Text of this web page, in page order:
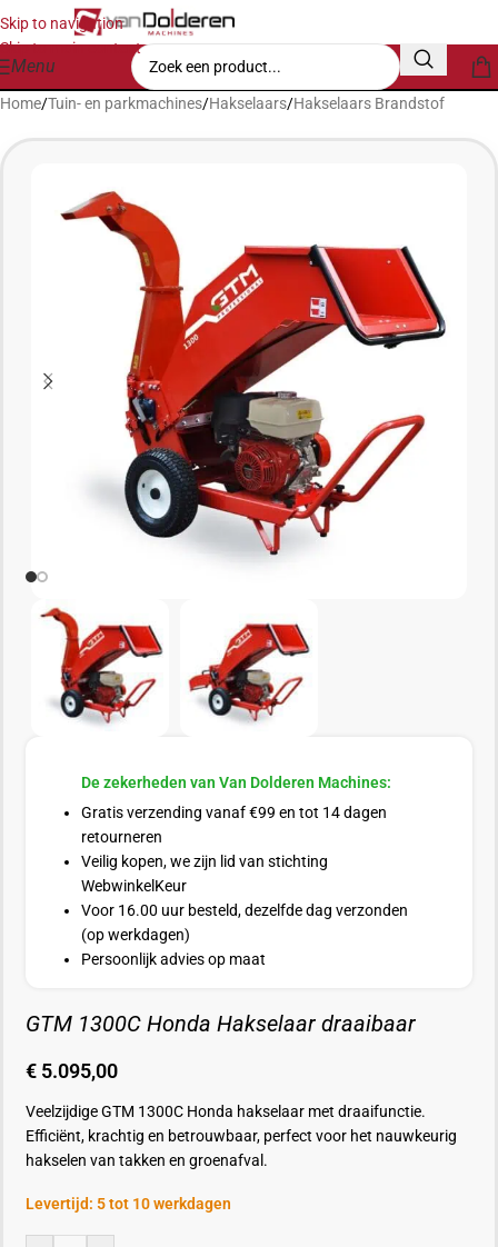
Skip to navigation
Skip to main content
Menu
Home/Tuin- en parkmachines/Hakselaars/Hakselaars Brandstof
De zekerheden van Van Dolderen Machines:
Gratis verzending vanaf €99 en tot 14 dagen
retourneren
Veilig kopen, we zijn lid van stichting
WebwinkelKeur
Voor 16.00 uur besteld, dezelfde dag verzonden
(op werkdagen)
Persoonlijk advies op maat
GTM 1300C Honda Hakselaar draaibaar
€ 5.095,00
Veelzijdige GTM 1300C Honda hakselaar met draaifunctie.
Efficiënt, krachtig en betrouwbaar, perfect voor het nauwkeurig
hakselen van takken en groenafval.
Levertijd: 5 tot 10 werkdagen